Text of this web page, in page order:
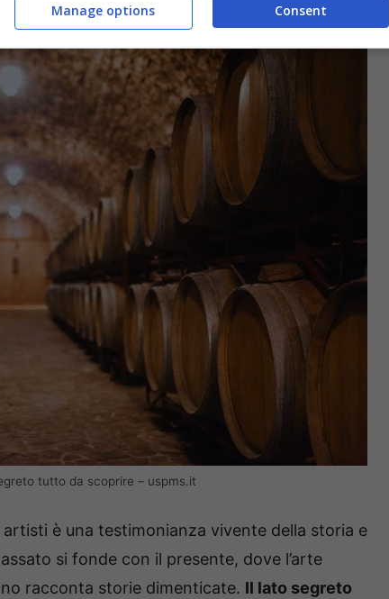
tutto da scoprire – uspms.it
è una testimonianza vivente della storia e
si fonde con il presente, dove l’arte
racconta storie dimenticate. Il lato segreto
Consent
Manage options